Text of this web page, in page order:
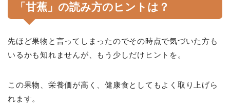
「甘蕉」の読み方のヒントは？
先ほど果物と言ってしまったのでその時点で気づいた方も
いるかも知れませんが、もう少しだけヒントを。
この果物、栄養価が高く、健康食としてもよく取り上げら
れます。